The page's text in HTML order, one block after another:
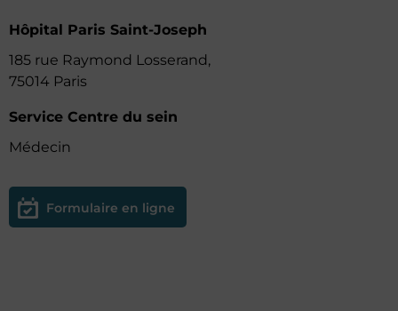
Hôpital Paris Saint-Joseph
185 rue Raymond Losserand,
75014 Paris
Service Centre du sein
Médecin
Formulaire en ligne